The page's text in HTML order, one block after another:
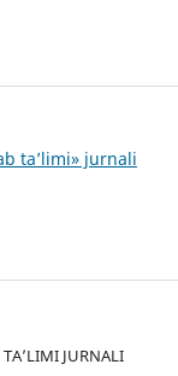
ta’limi» jurnali
JURNALI